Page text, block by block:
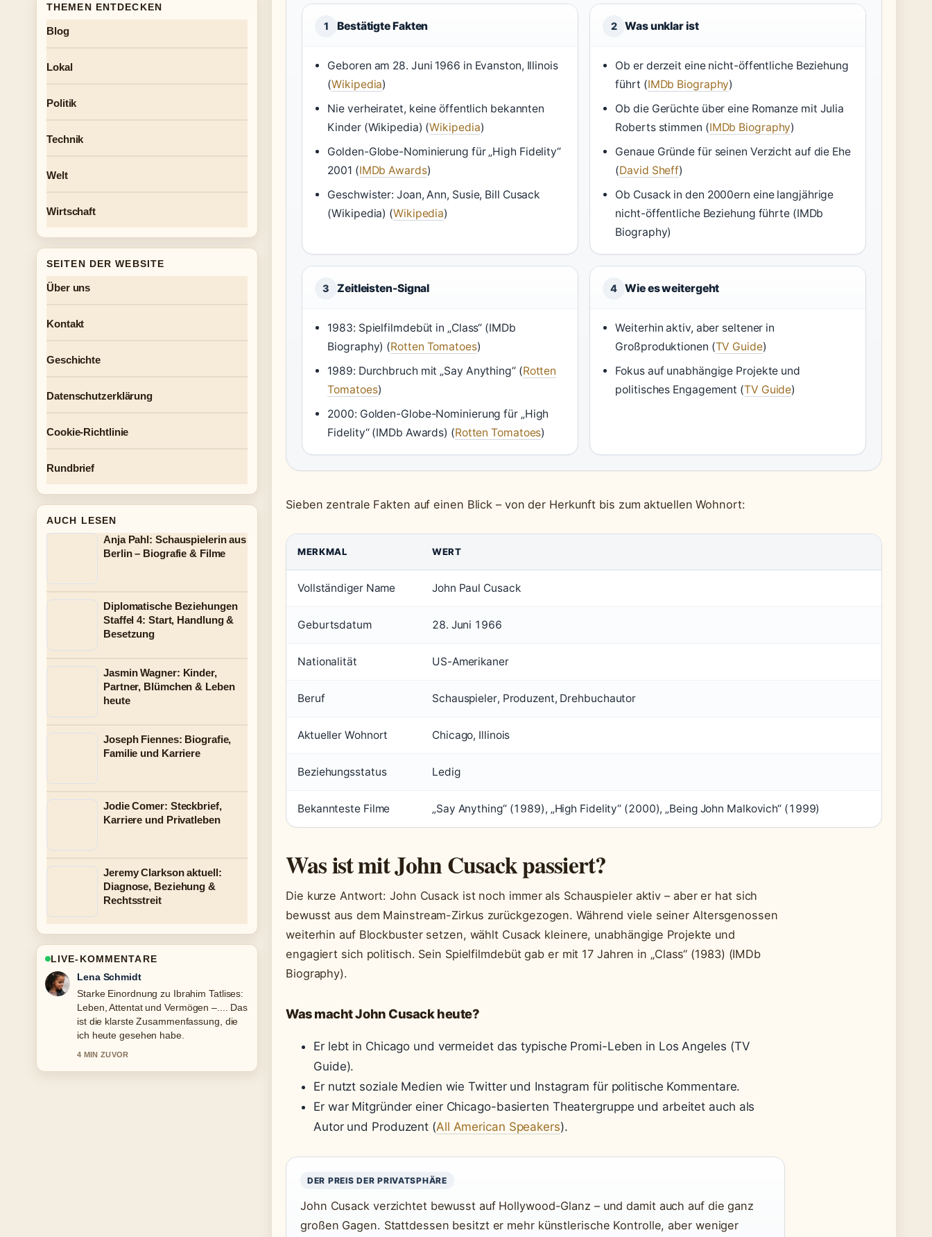
1 Bestätigte Fakten
Geboren am 28. Juni 1966 in Evanston, Illinois
(Wikipedia)
Nie verheiratet, keine öffentlich bekannten
Kinder (Wikipedia) (Wikipedia)
Golden-Globe-Nominierung für „High Fidelity“
2001 (IMDb Awards)
Geschwister: Joan, Ann, Susie, Bill Cusack
(Wikipedia) (Wikipedia)
2 Was unklar ist
Ob er derzeit eine nicht-öffentliche Beziehung
führt (IMDb Biography)
Ob die Gerüchte über eine Romanze mit Julia
Roberts stimmen (IMDb Biography)
Genaue Gründe für seinen Verzicht auf die Ehe
(David Sheff)
Ob Cusack in den 2000ern eine langjährige
nicht-öffentliche Beziehung führte (IMDb
Biography)
3 Zeitleisten-Signal
1983: Spielfilmdebüt in „Class“ (IMDb
Biography) (Rotten Tomatoes)
1989: Durchbruch mit „Say Anything“ (Rotten
Tomatoes)
2000: Golden-Globe-Nominierung für „High
Fidelity“ (IMDb Awards) (Rotten Tomatoes)
4 Wie es weitergeht
Weiterhin aktiv, aber seltener in
Großproduktionen (TV Guide)
Fokus auf unabhängige Projekte und
politisches Engagement (TV Guide)
Sieben zentrale Fakten auf einen Blick – von der Herkunft bis zum aktuellen Wohnort:
MERKMAL WERT
Vollständiger Name John Paul Cusack
Geburtsdatum 28. Juni 1966
Nationalität US-Amerikaner
Beruf Schauspieler, Produzent, Drehbuchautor
Aktueller Wohnort Chicago, Illinois
Beziehungsstatus Ledig
Bekannteste Filme „Say Anything“ (1989), „High Fidelity“ (2000), „Being John Malkovich“ (1999)
Was ist mit John Cusack passiert?
Die kurze Antwort: John Cusack ist noch immer als Schauspieler aktiv – aber er hat sich
bewusst aus dem Mainstream-Zirkus zurückgezogen. Während viele seiner Altersgenossen
weiterhin auf Blockbuster setzen, wählt Cusack kleinere, unabhängige Projekte und
engagiert sich politisch. Sein Spielfilmdebüt gab er mit 17 Jahren in „Class“ (1983) (IMDb
Biography).
Was macht John Cusack heute?
Er lebt in Chicago und vermeidet das typische Promi-Leben in Los Angeles (TV
Guide).
Er nutzt soziale Medien wie Twitter und Instagram für politische Kommentare.
Er war Mitgründer einer Chicago-basierten Theatergruppe und arbeitet auch als
Autor und Produzent (All American Speakers).
DER PREIS DER PRIVATSPHÄRE
John Cusack verzichtet bewusst auf Hollywood-Glanz – und damit auch auf die ganz
großen Gagen. Stattdessen besitzt er mehr künstlerische Kontrolle, aber weniger
THEMEN ENTDECKEN
Blog
Lokal
Politik
Technik
Welt
Wirtschaft
SEITEN DER WEBSITE
Über uns
Kontakt
Geschichte
Datenschutzerklärung
Cookie-Richtlinie
Rundbrief
AUCH LESEN
Anja Pahl: Schauspielerin aus
Berlin – Biografie & Filme
Diplomatische Beziehungen
Staffel 4: Start, Handlung &
Besetzung
Jasmin Wagner: Kinder,
Partner, Blümchen & Leben
heute
Joseph Fiennes: Biografie,
Familie und Karriere
Jodie Comer: Steckbrief,
Karriere und Privatleben
Jeremy Clarkson aktuell:
Diagnose, Beziehung &
Rechtsstreit
LIVE-KOMMENTARE
Felix Meyer
Verfolge Gerhard Richter: Teuerstes
Werk, Wohnort und Rückzug genau –
schaetze den ausgewogenen Ton hier.
6 MIN ZUVOR